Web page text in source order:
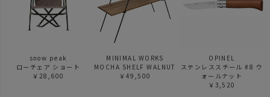
snow peak
ローチェア ショート
￥28,600
MINIMAL WORKS
MOCHA SHELF WALNUT
￥49,500
OPINEL
ステンレススチール #8 ウ
ォールナット
￥3,520